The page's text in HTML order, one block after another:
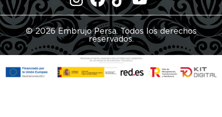
© 2026 Embrujo Persa. Todos los derechos
reservados.